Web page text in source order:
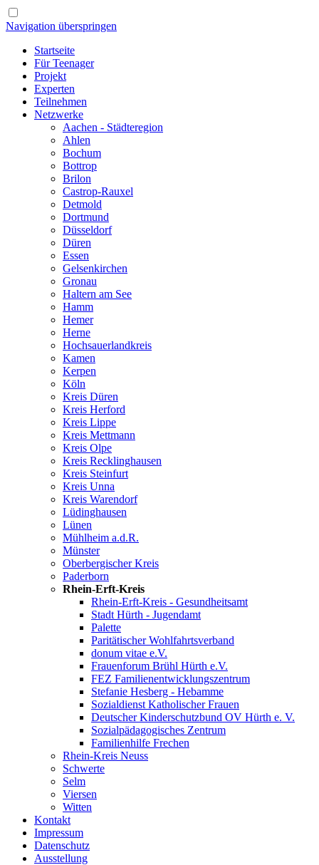
Navigation überspringen
Startseite
Für Teenager
Projekt
Experten
Teilnehmen
Netzwerke
Aachen - Städteregion
Ahlen
Bochum
Bottrop
Brilon
Castrop-Rauxel
Detmold
Dortmund
Düsseldorf
Düren
Essen
Gelsenkirchen
Gronau
Haltern am See
Hamm
Hemer
Herne
Hochsauerlandkreis
Kamen
Kerpen
Köln
Kreis Düren
Kreis Herford
Kreis Lippe
Kreis Mettmann
Kreis Olpe
Kreis Recklinghausen
Kreis Steinfurt
Kreis Unna
Kreis Warendorf
Lüdinghausen
Lünen
Mühlheim a.d.R.
Münster
Oberbergischer Kreis
Paderborn
Rhein-Erft-Kreis
Rhein-Erft-Kreis - Gesundheitsamt
Stadt Hürth - Jugendamt
Palette
Paritätischer Wohlfahrtsverband
donum vitae e.V.
Frauenforum Brühl Hürth e.V.
FEZ Familienentwicklungszentrum
Stefanie Hesberg - Hebamme
Sozialdienst Katholischer Frauen
Deutscher Kinderschutzbund OV Hürth e. V.
Sozialpädagogisches Zentrum
Familienhilfe Frechen
Rhein-Kreis Neuss
Schwerte
Selm
Viersen
Witten
Kontakt
Impressum
Datenschutz
Ausstellung